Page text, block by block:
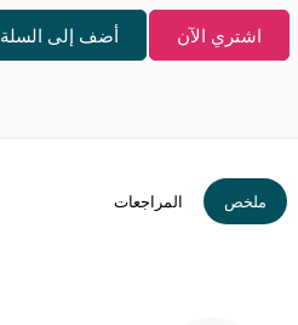
اشتري الآن أضف إلى السلة
ملخص المراجعات